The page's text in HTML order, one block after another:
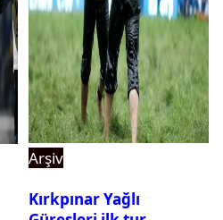
Arşiv
Kırkpınar Yağlı